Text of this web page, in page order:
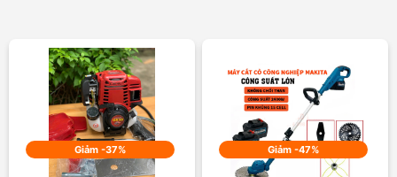
Giảm -37% Giảm -47%